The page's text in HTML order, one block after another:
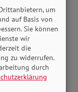
lokale
an
sich
um
auf Basis von
Sie können
wir
die
zu widerrufen.
durch